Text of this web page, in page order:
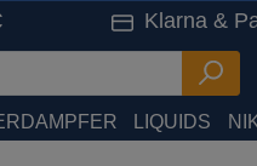
Klarna &
LIQUIDS